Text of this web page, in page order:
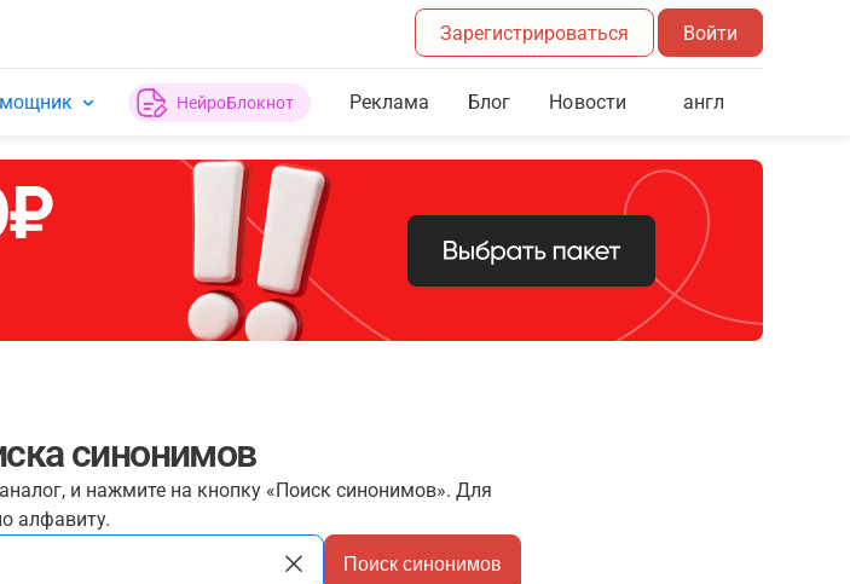
Зарегистрироваться Войти
НейроБлокнот Реклама Блог Новости англ
синонимов
и нажмите на кнопку «Поиск синонимов». Для
алфавиту.
Поиск синонимов